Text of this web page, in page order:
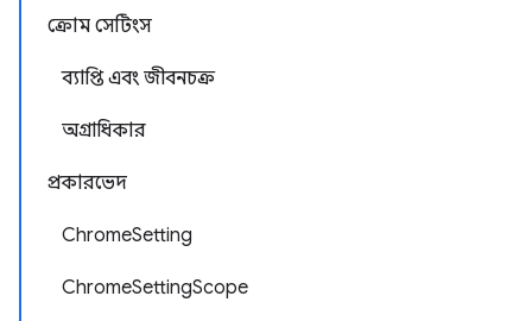
ক্রোম সেটিংস
ব্যাপ্তি এবং জীবনচক্র
অগ্রাধিকার
প্রকারভেদ
ChromeSetting
ChromeSettingScope